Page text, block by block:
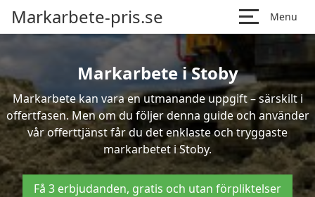
Markarbete-pris.se Menu
Markarbete i Stoby
Markarbete kan vara en utmanande uppgift – särskilt i
offertfasen. Men om du följer denna guide och använder
vår offerttjänst får du det enklaste och tryggaste
markarbetet i Stoby.
Få 3 erbjudanden, gratis och utan förpliktelser